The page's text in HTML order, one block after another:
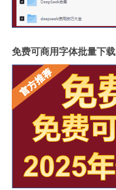
免费可商用字体批量下载